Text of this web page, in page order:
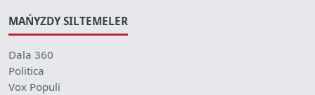
MAŃYZDY SILTEMELER
Dala 360
Politica
Vox Populi